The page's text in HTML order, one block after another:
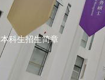
本科生招生简章